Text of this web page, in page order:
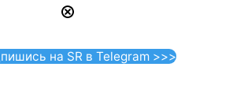
на SR в Telegram >>>